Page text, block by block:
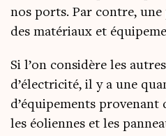
nos ports. Par contre,
des maté­riaux et
Si l’on consi­dère les
d’électricité, il y a une
d’équipements pro­ve­nant
les éoliennes et les